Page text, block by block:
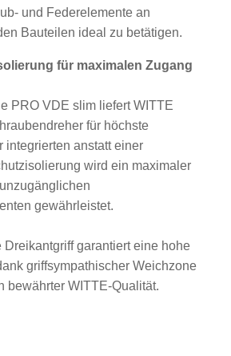
und Federelemente an
Bauteilen ideal zu betätigen.
für maximalen Zugang
PRO VDE slim liefert WITTE
für höchste
integrierten anstatt einer
wird ein maximaler
gewährleistet.
Dreikantgriff garantiert eine hohe
griffsympathischer Weichzone
bewährter WITTE-Qualität.